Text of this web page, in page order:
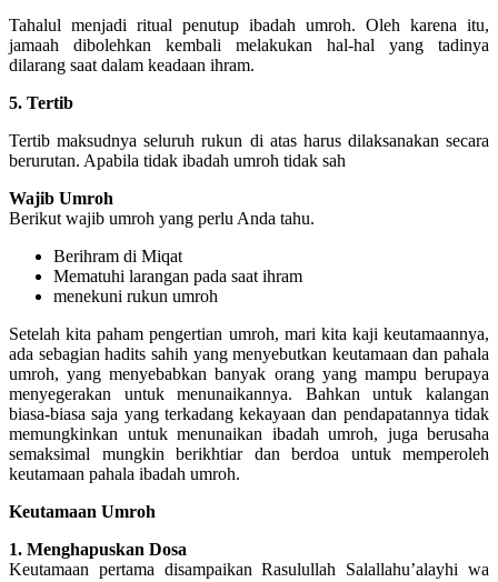
Tahalul menjadi ritual penutup ibadah umroh. Oleh karena itu,
jamaah dibolehkan kembali melakukan hal-hal yang tadinya
dilarang saat dalam keadaan ihram.
5. Tertib
Tertib maksudnya seluruh rukun di atas harus dilaksanakan secara
berurutan. Apabila tidak ibadah umroh tidak sah
Wajib Umroh
Berikut wajib umroh yang perlu Anda tahu.
Berihram di Miqat
Mematuhi larangan pada saat ihram
menekuni rukun umroh
Setelah kita paham pengertian umroh, mari kita kaji keutamaannya,
ada sebagian hadits sahih yang menyebutkan keutamaan dan pahala
umroh, yang menyebabkan banyak orang yang mampu berupaya
menyegerakan untuk menunaikannya. Bahkan untuk kalangan
biasa-biasa saja yang terkadang kekayaan dan pendapatannya tidak
memungkinkan untuk menunaikan ibadah umroh, juga berusaha
semaksimal mungkin berikhtiar dan berdoa untuk memperoleh
keutamaan pahala ibadah umroh.
Keutamaan Umroh
1. Menghapuskan Dosa
Keutamaan pertama disampaikan Rasulullah Salallahu’alayhi wa